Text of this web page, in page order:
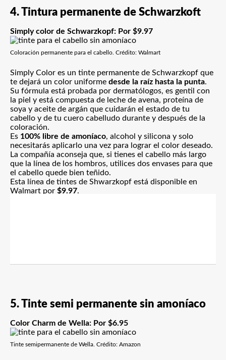
4. Tintura permanente de Schwarzkoft
Simply color de Schwarzkopf: Por $9.97
Coloración permanente para el cabello. Crédito: Walmart
Simply Color es un tinte permanente de Schwarzkopf que
te dejará un color uniforme desde la raíz hasta la punta.
Su fórmula está probada por dermatólogos, es gentil con
la piel y está compuesta de leche de avena, proteína de
soya y aceite de argán que cuidarán el estado de tu
cabello y de tu cuero cabelludo durante y después de la
coloración.
Es 100% libre de amoníaco, alcohol y silicona y solo
necesitarás aplicarlo una vez para lograr el color deseado.
La compañía aconseja que, si tienes el cabello más largo
que la línea de los hombros, utilices dos envases para que
el cabello quede bien teñido.
Esta línea de tintes de Shwarzkopf está disponible en
Walmart por $9.97.
5. Tinte semi permanente sin amoníaco
Color Charm de Wella: Por $6.95
Tinte semipermanente de Wella. Crédito: Amazon